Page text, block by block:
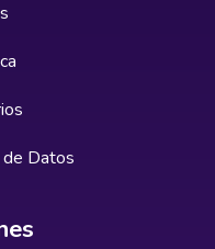
Datos